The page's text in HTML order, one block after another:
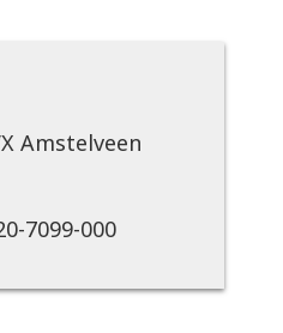
Amstelveen
7099-000